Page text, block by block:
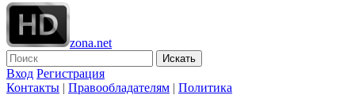
zona.net
Искать
Вход Регистрация
Контакты | Правообладателям | Политика